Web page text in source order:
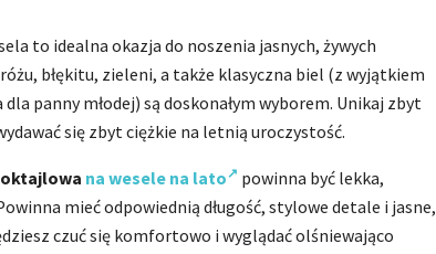
to idealna okazja do noszenia jasnych, żywych
błękitu, zieleni, a także klasyczna biel (z wyjątkiem
panny młodej) są doskonałym wyborem. Unikaj zbyt
się zbyt ciężkie na letnią uroczystość.
na wesele na lato
powinna być lekka,
mieć odpowiednią długość, stylowe detale i jasne,
czuć się komfortowo i wyglądać olśniewająco